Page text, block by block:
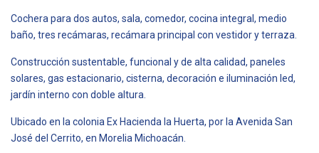
Cochera para dos autos, sala, comedor, cocina integral, medio
baño, tres recámaras, recámara principal con vestidor y terraza.
Construcción sustentable, funcional y de alta calidad, paneles
solares, gas estacionario, cisterna, decoración e iluminación led,
jardín interno con doble altura.
Ubicado en la colonia Ex Hacienda la Huerta, por la Avenida San
José del Cerrito, en Morelia Michoacán.